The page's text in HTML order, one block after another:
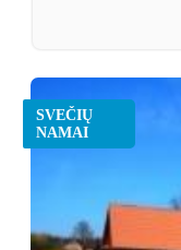
SVEČIŲ
NAMAI